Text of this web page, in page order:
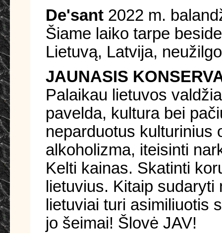
De'sant 2022 m.
Šiame laiko tarpe
Lietuvą, Latvija,
JAUNASIS
Palaikau lietuvos
pavelda, kultura bei
neparduotus kulturinius
alkoholizma, iteisinti
Kelti kainas. Skatinti
lietuvius. Kitaip
lietuviai turi asimiliuotis
jo šeimai! Šlovė JAV!